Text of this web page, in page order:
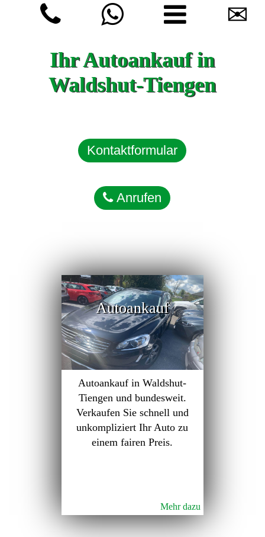
✉
Ihr Autoankauf in
Waldshut-Tiengen
Kontaktformular
Anrufen
Autoankauf
Autoankauf in Waldshut-
Tiengen und bundesweit.
Verkaufen Sie schnell und
unkompliziert Ihr Auto zu
einem fairen Preis.
Mehr dazu